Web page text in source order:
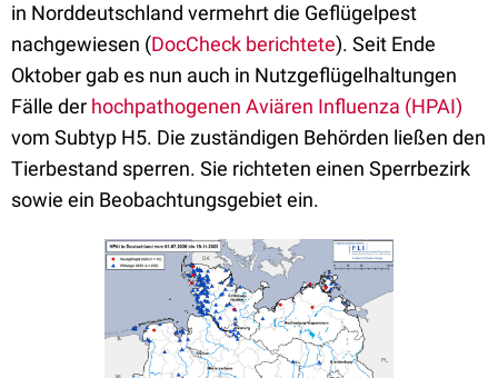
in Norddeutschland vermehrt die Geflügelpest
nachgewiesen (DocCheck berichtete). Seit Ende
Oktober gab es nun auch in Nutzgeflügelhaltungen
Fälle der hochpathogenen Aviären Influenza (HPAI)
vom Subtyp H5. Die zuständigen Behörden ließen den
Tierbestand sperren. Sie richteten einen Sperrbezirk
sowie ein Beobachtungsgebiet ein.